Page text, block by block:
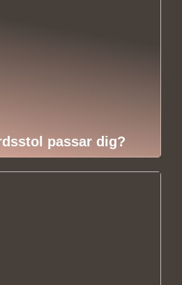
passar dig?